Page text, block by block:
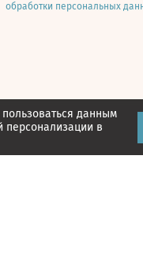
данным
персонализации в
обработки персональных